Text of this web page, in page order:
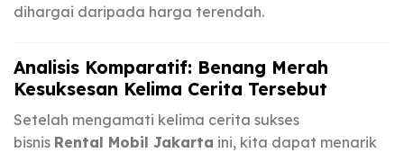
dihargai daripada harga terendah.
Analisis Komparatif: Benang Merah
Kesuksesan Kelima Cerita Tersebut
Setelah mengamati kelima cerita sukses
bisnis Rental Mobil Jakarta ini, kita dapat menarik